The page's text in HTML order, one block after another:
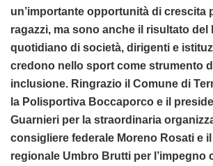
un’importante opportunità di crescita
ragazzi, ma sono anche il risultato del
quotidiano di società, dirigenti e
credono nello sport come strumento
inclusione. Ringrazio il Comune di
la Polisportiva Boccaporco e il
Guarnieri per la straordinaria
consigliere federale Moreno Rosati e
regionale Umbro Brutti per l’impegno